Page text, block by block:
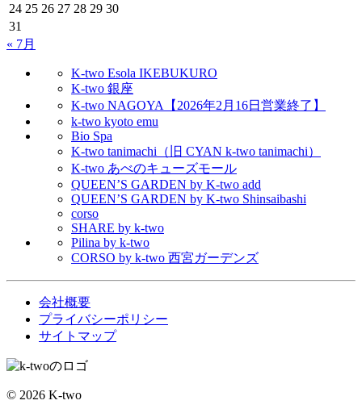
24 25 26 27 28 29 30
31
« 7月
K-two Esola IKEBUKURO
K-two 銀座
K-two NAGOYA【2026年2月16日営業終了】
k-two kyoto emu
Bio Spa
K-two tanimachi（旧 CYAN k-two tanimachi）
K-two あべのキューズモール
QUEEN’S GARDEN by K-two add
QUEEN’S GARDEN by K-two Shinsaibashi
corso
SHARE by k-two
Pilina by k-two
CORSO by k-two 西宮ガーデンズ
会社概要
プライバシーポリシー
サイトマップ
© 2026 K-two